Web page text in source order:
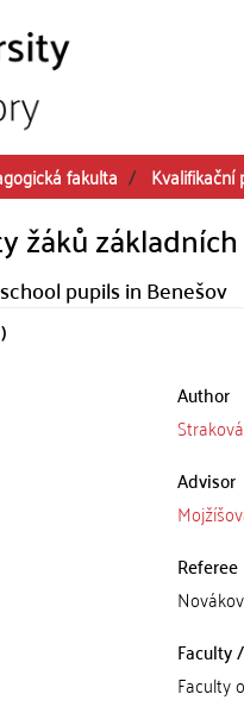
fakulta Kvalifikační
žáků
pupils in Benešov
)
Author
Advisor
Referee
Faculty
Faculty